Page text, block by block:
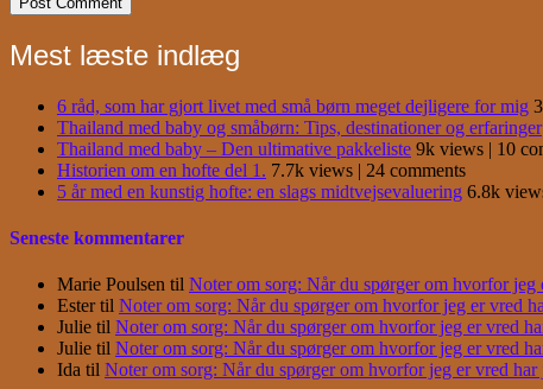
Mest læste indlæg
6 råd, som har gjort livet med små børn meget dejligere for mig
Thailand med baby og småbørn: Tips, destinationer og erfaringer
Thailand med baby – Den ultimative pakkeliste 9k views | 10
Historien om en hofte del 1. 7.7k views | 24 comments
5 år med en kunstig hofte: en slags midtvejsevaluering 6.8k
Seneste kommentarer
Marie Poulsen til Noter om sorg: Når du spørger om hvorfor jeg
Estertil Noter om sorg: Når du spørger om hvorfor jeg er vred
Julie til Noter om sorg: Når du spørger om hvorfor jeg er vred
Julie til Noter om sorg: Når du spørger om hvorfor jeg er vred
Ida til Noter om sorg: Når du spørger om hvorfor jeg er vred har